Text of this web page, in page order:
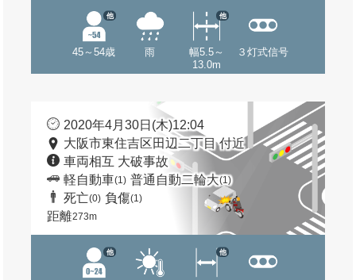
45～54歳
他
雨
幅5.5～
13.0m
他
３灯式信号
2020年4月30日(木)12:04
大阪市東住吉区田辺二丁目 付近
車両相互 大破事故
軽自動車(1) 普通自動二輪大(1)
死亡(0) 負傷(1)
距離273m
他 他